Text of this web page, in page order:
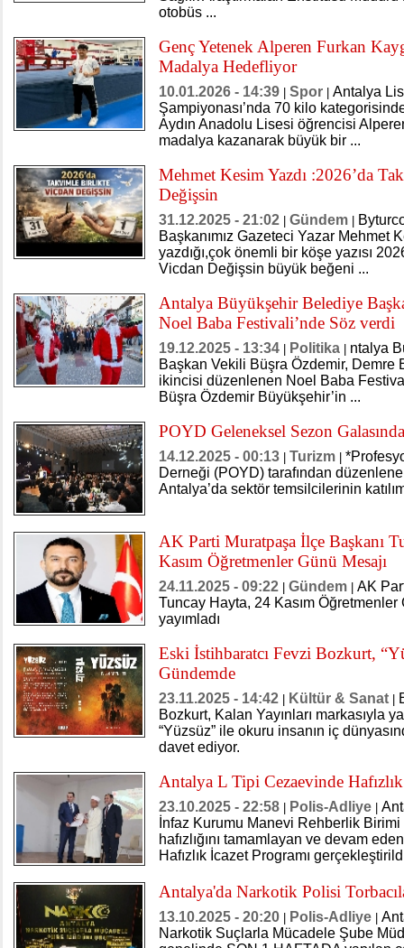
otobüs ...
Genç Yetenek Alperen Furkan
Madalya Hedefliyor
10.01.2026 - 14:39 Spor
Antalya
Şampiyonası’nda 70 kilo
Aydın Anadolu Lisesi öğrencisi
madalya kazanarak büyük bir ...
Mehmet Kesim Yazdı :2026’da
Değişsin
31.12.2025 - 21:02 Gündem
Başkanımız Gazeteci Yazar Mehmet
yazdığı,çok önemli bir köşe yazısı
Vicdan Değişsin büyük beğeni ...
Antalya Büyükşehir Belediye
Noel Baba Festivali’nde Söz verdi
19.12.2025 - 13:34 Politika
ntalya
Başkan Vekili Büşra Özdemir, Demre
ikincisi düzenlenen Noel Baba
Büşra Özdemir Büyükşehir’in ...
POYD Geleneksel Sezon
14.12.2025 - 00:13 Turizm
Derneği (POYD) tarafından
Antalya’da sektör temsilcilerinin
AK Parti Muratpaşa İlçe Başkanı
Kasım Öğretmenler Günü Mesajı
24.11.2025 - 09:22 Gündem
AK
Tuncay Hayta, 24 Kasım Öğretmenler
yayımladı
Eski İstihbaratcı Fevzi Bozkurt,
Gündemde
23.11.2025 - 14:42 Kültür & Sanat
Bozkurt, Kalan Yayınları markasıyla
“Yüzsüz” ile okuru insanın iç
davet ediyor.
Antalya L Tipi Cezaevinde
23.10.2025 - 22:58 Polis-Adliye
İnfaz Kurumu Manevi Rehberlik
hafızlığını tamamlayan ve devam
Hafızlık İcazet Programı
Antalya'da Narkotik Polisi
13.10.2025 - 20:20 Polis-Adliye
Narkotik Suçlarla Mücadele Şube